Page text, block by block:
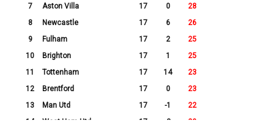
7
Aston Villa 17 0
28
8
Newcastle 17 6
26
9
Fulham 17 2
25
10
Brighton 17 1
25
11
Tottenham 17 14
23
12
Brentford 17 0
23
13
Man Utd 17 -1
22